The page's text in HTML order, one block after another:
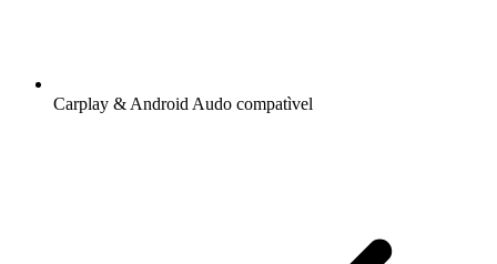
Carplay & Android Audo compatìvel